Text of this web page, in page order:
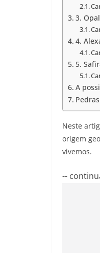
3.
4.
5.
A
Neste
origem
vivemos.
--